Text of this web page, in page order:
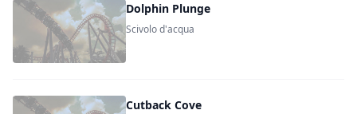
Dolphin Plunge
Scivolo d'acqua
Cutback Cove